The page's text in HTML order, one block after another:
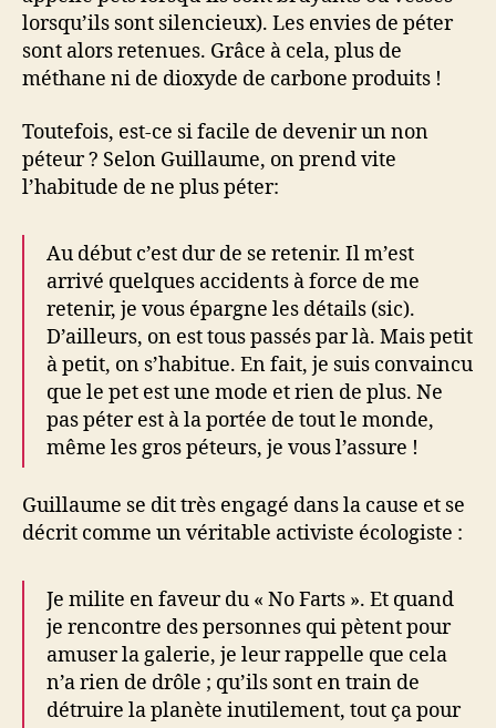
lorsqu’ils sont silencieux). Les envies de péter
sont alors retenues. Grâce à cela, plus de
méthane ni de dioxyde de carbone produits !
Toutefois, est-ce si facile de devenir un non
péteur ? Selon Guillaume, on prend vite
l’habitude de ne plus péter:
Au début c’est dur de se retenir. Il m’est
arrivé quelques accidents à force de me
retenir, je vous épargne les détails (sic).
D’ailleurs, on est tous passés par là. Mais petit
à petit, on s’habitue. En fait, je suis convaincu
que le pet est une mode et rien de plus. Ne
pas péter est à la portée de tout le monde,
même les gros péteurs, je vous l’assure !
Guillaume se dit très engagé dans la cause et se
décrit comme un véritable activiste écologiste :
Je milite en faveur du « No Farts ». Et quand
je rencontre des personnes qui pètent pour
amuser la galerie, je leur rappelle que cela
n’a rien de drôle ; qu’ils sont en train de
détruire la planète inutilement, tout ça pour